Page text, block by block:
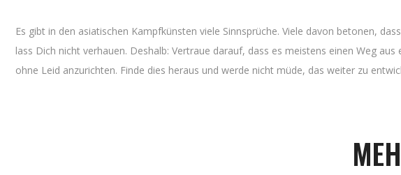
Es gibt in den asiatischen Kampfkünsten viele Sinnsprüche. Viele davon betonen,
lass Dich nicht verhauen. Deshalb: Vertraue darauf, dass es meistens einen Weg
ohne Leid anzurichten. Finde dies heraus und werde nicht müde, das weiter zu